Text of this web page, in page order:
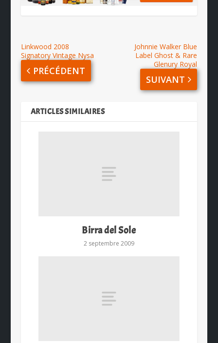
Linkwood 2008
Signatory Vintage Nysa
PRÉCÉDENT
Johnnie Walker Blue
Label Ghost & Rare
Glenury Royal
SUIVANT
ARTICLES SIMILAIRES
Birra del Sole
2 septembre 2009